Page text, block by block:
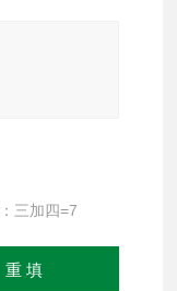
三加四=7